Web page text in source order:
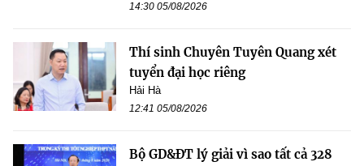
14:30 05/08/2026
Thí sinh Chuyên Tuyên Quang xét
tuyển đại học riêng
Hải Hà
12:41 05/08/2026
Bộ GD&ĐT lý giải vì sao tất cả 328